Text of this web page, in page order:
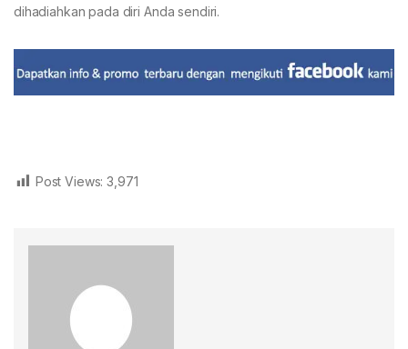
dihadiahkan pada diri Anda sendiri.
Post Views: 3,971